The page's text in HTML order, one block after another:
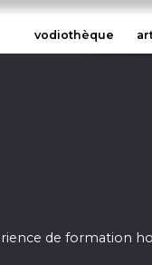
vodiothèque
de formation